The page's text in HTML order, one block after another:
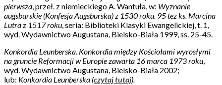
pierwsza, przeł. z niemieckiego A. Wantuła, w: Wyznanie
augsburskie (Konfesja Augsburska) z 1530 roku. 95 tez ks. Marcina
Lutra z 1517 roku, seria: Biblioteki Klasyki Ewangelickiej, t. 1,
wyd. Wydawnictwo Augustana, Bielsko-Biała 1999, ss. 25-45.
Konkordia Leunberska. Konkordia między Kościołami wyrosłymi
na gruncie Reformacji w Europie zawarta 16 marca 1973 roku,
wyd. Wydawnictwo Augustana, Bielsko-Biała 2002;
lub: Konkordia Leunberska (czytaj tutaj).